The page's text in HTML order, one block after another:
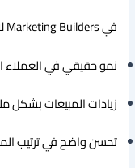
في Marketing Builders لا نتحدث عن نتائج نظرية، بل نعرض:
نمو حقيقي في العملاء
زيادات المبيعات
تحسن واضح في ترتيب